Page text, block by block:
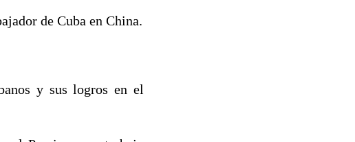
de Cuba en China.
y sus logros en el